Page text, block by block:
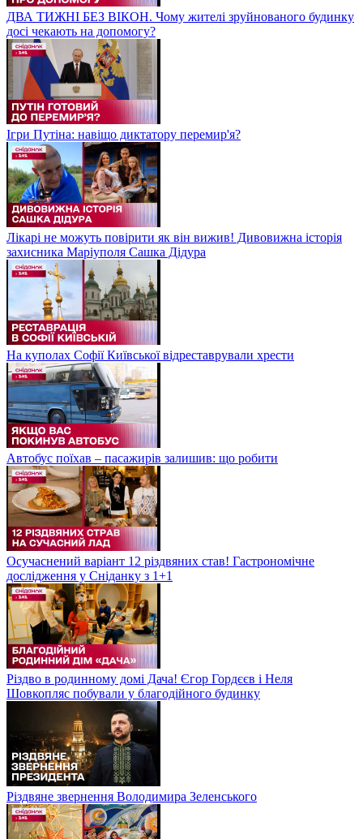
ДВА ТИЖНІ БЕЗ ВІКОН. Чому жителі зруйнованого будинку
досі чекають на допомогу?
Ігри Путіна: навіщо диктатору перемир'я?
Лікарі не можуть повірити як він вижив! Дивовижна історія
захисника Маріуполя Сашка Дідура
На куполах Софії Київської відреставрували хрести
Автобус поїхав – пасажирів залишив: що робити
Осучаснений варіант 12 різдвяних став! Гастрономічне
дослідження у Сніданку з 1+1
Різдво в родинному домі Дача! Єгор Гордєєв і Неля
Шовкопляс побували у благодійного будинку
Різдвяне звернення Володимира Зеленського